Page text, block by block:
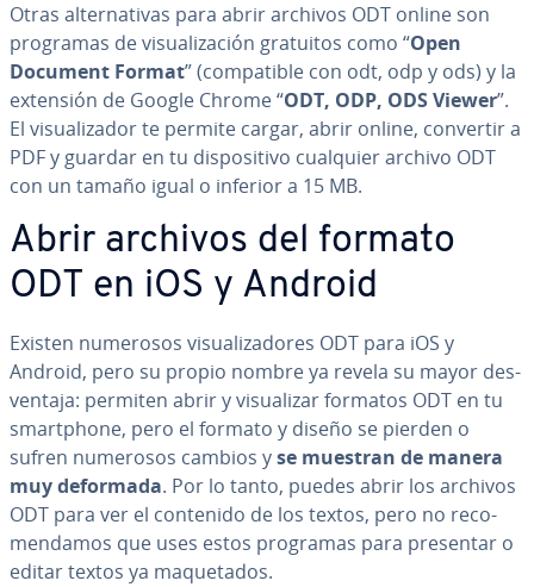
Otras al­te­r­na­ti­vas para abrir archivos ODT online son
programas de vi­sua­li­za­ción gratuitos como “Open
Document Format” (co­m­pa­ti­ble con odt, odp y ods) y la
extensión de Google Chrome “ODT, ODP, ODS Viewer”.
El vi­sua­li­za­dor te permite cargar, abrir online, convertir a
PDF y guardar en tu di­s­po­si­ti­vo cualquier archivo ODT
con un tamaño igual o inferior a 15 MB.
Abrir archivos del formato
ODT en iOS y Android
Existen numerosos vi­sua­li­za­do­res ODT para iOS y
Android, pero su propio nombre ya revela su mayor de­s­
ve­n­ta­ja: permiten abrir y vi­sua­li­zar formatos ODT en tu
sma­r­t­pho­ne, pero el formato y diseño se pierden o
sufren numerosos cambios yse muestran de manera
muy deformada. Por lo tanto, puedes abrir los archivos
ODT para ver el contenido de los textos, pero no re­co­
me­n­da­mos que uses estos programas para presentar o
editar textos ya ma­que­ta­dos.